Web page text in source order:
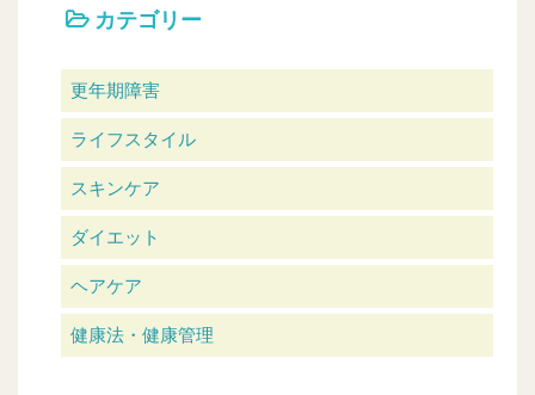
カテゴリー
更年期障害
ライフスタイル
スキンケア
ダイエット
ヘアケア
健康法・健康管理